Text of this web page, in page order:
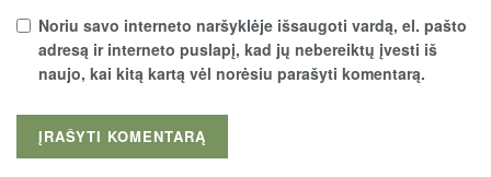
Noriu savo interneto naršyklėje išsaugoti vardą, el. pašto
adresą ir interneto puslapį, kad jų nebereiktų įvesti iš
naujo, kai kitą kartą vėl norėsiu parašyti komentarą.